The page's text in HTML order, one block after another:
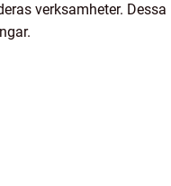
verksamheter. Dessa